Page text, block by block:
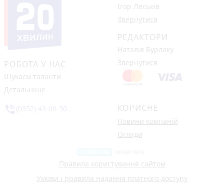
РОБОТА У НАС
Шукаєм таланти
Детальніше
Ігор Леськів
Звернутися
РЕДАКТОРИ
Наталія Бурлаку
Звернутися
КОРИСНЕ
Новини компаній
Огляди
Правила користування сайтом
Умови і правила надання платного доступу